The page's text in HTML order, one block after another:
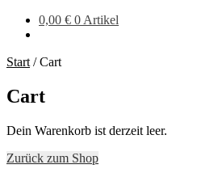
0,00 € 0 Artikel
Start /Cart
Cart
Dein Warenkorb ist derzeit leer.
Zurück zum Shop